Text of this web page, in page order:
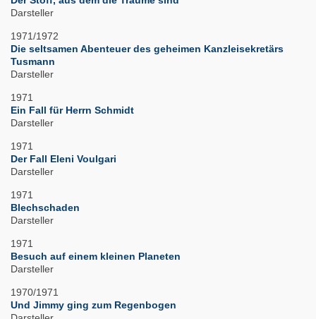
Darsteller
1971/1972
Die seltsamen Abenteuer des geheimen Kanzleisekretärs
Tusmann
Darsteller
1971
Ein Fall für Herrn Schmidt
Darsteller
1971
Der Fall Eleni Voulgari
Darsteller
1971
Blechschaden
Darsteller
1971
Besuch auf einem kleinen Planeten
Darsteller
1970/1971
Und Jimmy ging zum Regenbogen